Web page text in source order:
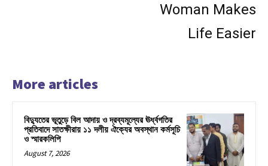
Woman Makes
Life Easier
More articles
বিদ্যুতের ভূতুড়ে বিল আদায় ও দ্রব্যমূল্যের ঊর্ধ্বগতির
প্রতিবাদে সাতক্ষীরায় ১১ দলীয় ঐক্যের অবস্থান কর্মসূচি
ও স্মারকলিপি
August 7, 2026